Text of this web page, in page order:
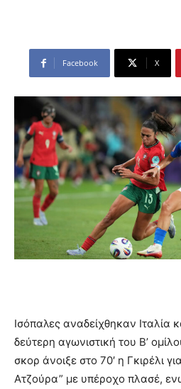
Facebook X
Ισόπαλες αναδείχθηκαν Ιταλία
δεύτερη αγωνιστική του Β’
σκορ άνοιξε στο 70′ η Γκιρέλι
Ατζούρα” με υπέροχο πλασέ,